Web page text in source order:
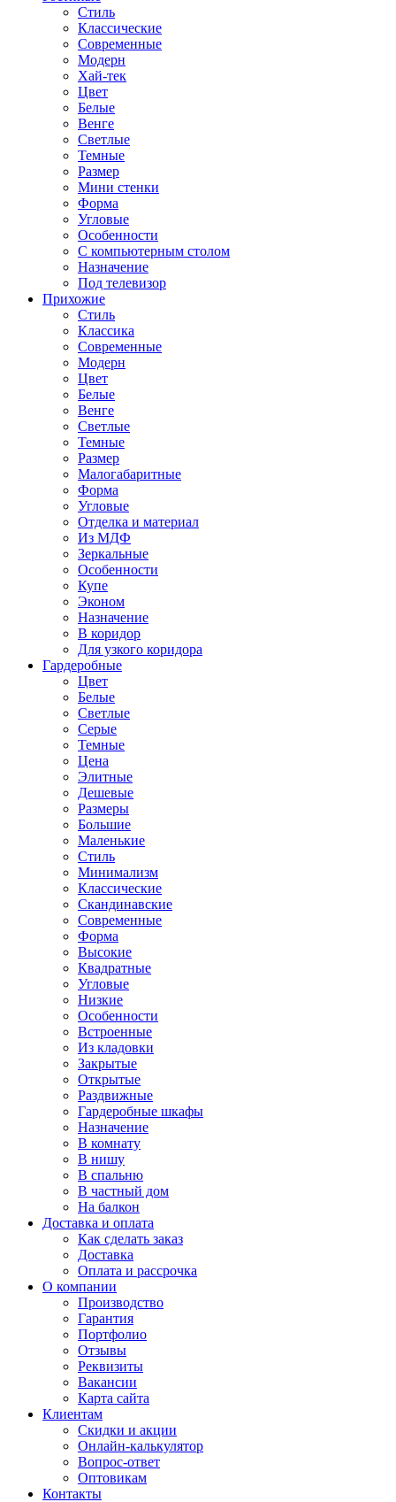
Стиль
Классические
Современные
Модерн
Хай-тек
Цвет
Белые
Венге
Светлые
Темные
Размер
Мини стенки
Форма
Угловые
Особенности
С компьютерным столом
Назначение
Под телевизор
Прихожие
Стиль
Классика
Современные
Модерн
Цвет
Белые
Венге
Светлые
Темные
Размер
Малогабаритные
Форма
Угловые
Отделка и материал
Из МДФ
Зеркальные
Особенности
Купе
Эконом
Назначение
В коридор
Для узкого коридора
Гардеробные
Цвет
Белые
Светлые
Серые
Темные
Цена
Элитные
Дешевые
Размеры
Большие
Маленькие
Стиль
Минимализм
Классические
Скандинавские
Современные
Форма
Высокие
Квадратные
Угловые
Низкие
Особенности
Встроенные
Из кладовки
Закрытые
Открытые
Раздвижные
Гардеробные шкафы
Назначение
В комнату
В нишу
В спальню
В частный дом
На балкон
Доставка и оплата
Как сделать заказ
Доставка
Оплата и рассрочка
О компании
Производство
Гарантия
Портфолио
Отзывы
Реквизиты
Вакансии
Карта сайта
Клиентам
Скидки и акции
Онлайн-калькулятор
Вопрос-ответ
Оптовикам
Контакты